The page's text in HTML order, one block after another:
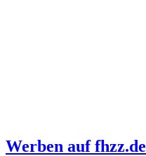
Werben auf fhzz.de